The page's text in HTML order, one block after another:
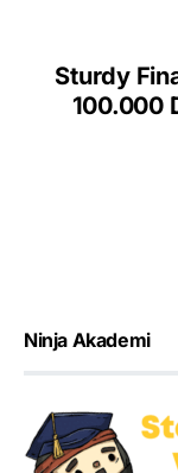
Sturdy
100.000
Ninja Akademi